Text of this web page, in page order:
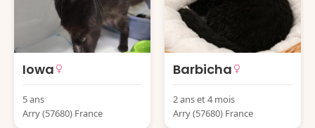
Iowa
5 ans
Arry (57680) France
Barbicha
2 ans et 4 mois
Arry (57680) France